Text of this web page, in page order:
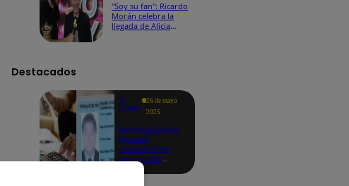
"Soy su fan": Ricardo
Morán celebra la
llegada de Alicia
Destacados
Te
ayudo
26 de mayo
2025
Revisa si tienes
deudas
consultando
con tu DNI:
aquí los